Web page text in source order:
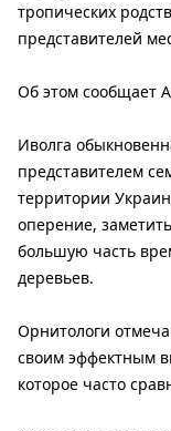
тропических
представителей
Об этом сообщает
Иволга
представителем
территории
оперение,
большую часть
деревьев.
Орнитологи
своим эффектным
которое часто